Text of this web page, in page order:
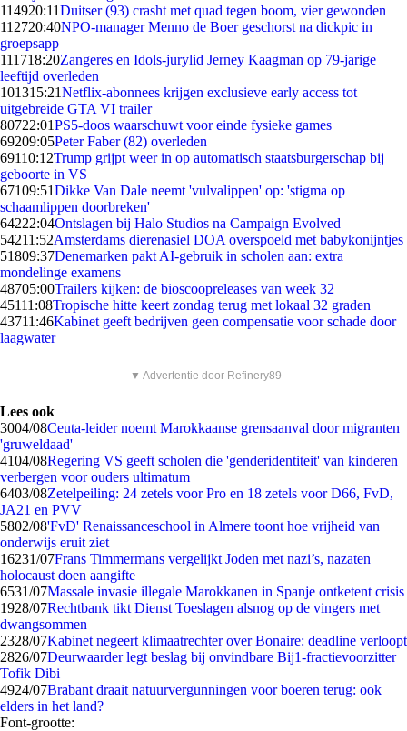
114920:11Duitser (93) crasht met quad tegen boom, vier gewonden
112720:40NPO-manager Menno de Boer geschorst na dickpic in
groepsapp
111718:20Zangeres en Idols-jurylid Jerney Kaagman op 79-jarige
leeftijd overleden
101315:21Netflix-abonnees krijgen exclusieve early access tot
uitgebreide GTA VI trailer
80722:01PS5-doos waarschuwt voor einde fysieke games
69209:05Peter Faber (82) overleden
69110:12Trump grijpt weer in op automatisch staatsburgerschap bij
geboorte in VS
67109:51Dikke Van Dale neemt 'vulvalippen' op: 'stigma op
schaamlippen doorbreken'
64222:04Ontslagen bij Halo Studios na Campaign Evolved
54211:52Amsterdams dierenasiel DOA overspoeld met babykonijntjes
51809:37Denemarken pakt AI-gebruik in scholen aan: extra
mondelinge examens
48705:00Trailers kijken: de bioscoopreleases van week 32
45111:08Tropische hitte keert zondag terug met lokaal 32 graden
43711:46Kabinet geeft bedrijven geen compensatie voor schade door
laagwater
▼ Advertentie door Refinery89
Lees ook
3004/08Ceuta-leider noemt Marokkaanse grensaanval door migranten
'gruweldaad'
4104/08Regering VS geeft scholen die 'genderidentiteit' van kinderen
verbergen voor ouders ultimatum
6403/08Zetelpeiling: 24 zetels voor Pro en 18 zetels voor D66, FvD,
JA21 en PVV
5802/08'FvD' Renaissanceschool in Almere toont hoe vrijheid van
onderwijs eruit ziet
16231/07Frans Timmermans vergelijkt Joden met nazi’s, nazaten
holocaust doen aangifte
6531/07Massale invasie illegale Marokkanen in Spanje ontketent crisis
1928/07Rechtbank tikt Dienst Toeslagen alsnog op de vingers met
dwangsommen
2328/07Kabinet negeert klimaatrechter over Bonaire: deadline verloopt
2826/07Deurwaarder legt beslag bij onvindbare Bij1-fractievoorzitter
Tofik Dibi
4924/07Brabant draait natuurvergunningen voor boeren terug: ook
elders in het land?
Font-grootte: